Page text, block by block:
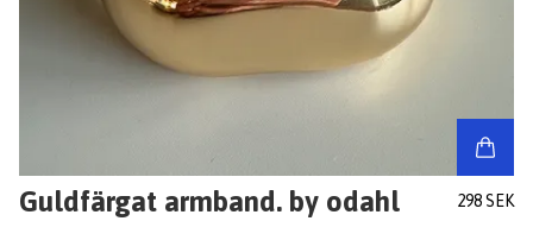
Guldfärgat armband. by odahl 298 SEK